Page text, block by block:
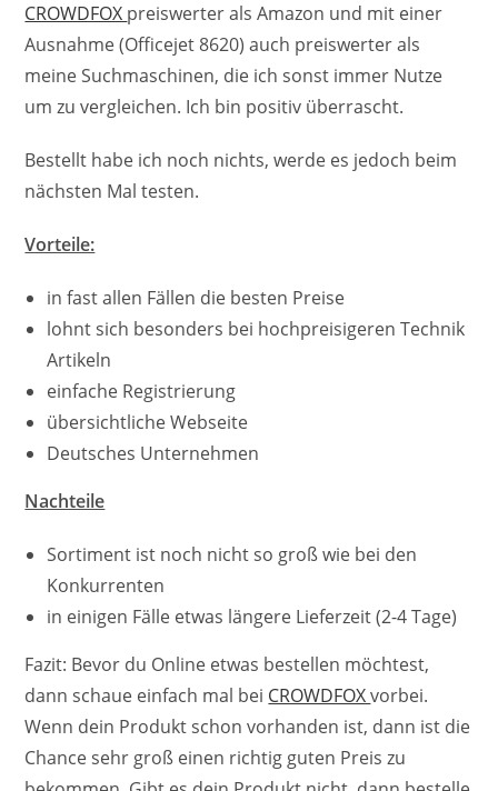
CROWDFOX preiswerter als Amazon und mit einer
Ausnahme (Officejet 8620) auch preiswerter als
meine Suchmaschinen, die ich sonst immer Nutze
um zu vergleichen. Ich bin positiv überrascht.
Bestellt habe ich noch nichts, werde es jedoch beim
nächsten Mal testen.
Vorteile:
in fast allen Fällen die besten Preise
lohnt sich besonders bei hochpreisigeren Technik
Artikeln
einfache Registrierung
übersichtliche Webseite
Deutsches Unternehmen
Nachteile
Sortiment ist noch nicht so groß wie bei den
Konkurrenten
in einigen Fälle etwas längere Lieferzeit (2-4 Tage)
Fazit: Bevor du Online etwas bestellen möchtest,
dann schaue einfach mal bei CROWDFOXvorbei.
Wenn dein Produkt schon vorhanden ist, dann ist die
Chance sehr groß einen richtig guten Preis zu